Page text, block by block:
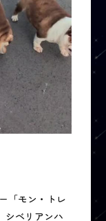
「モン・トレ
シベリアンハ